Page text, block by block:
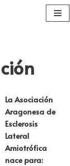
La Asociación
Aragonesa de
Esclerosis
Lateral
Amiotrófica
nace para: